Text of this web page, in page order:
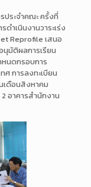
ประจำคณะ ครั้งที่
ดำเนินงานวาระเร่ง
Reprofile เสนอ
มัติผลการเรียน
นดกรอบการ
การลงทะเบียน
เดือนสิงหาคม
อาคารสำนักงาน